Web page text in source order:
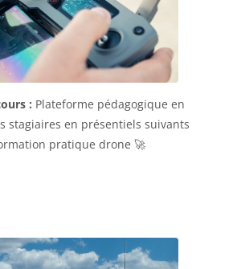
: Plateforme pédagogique en
stagiaires en présentiels suivants
pratique drone 🚀